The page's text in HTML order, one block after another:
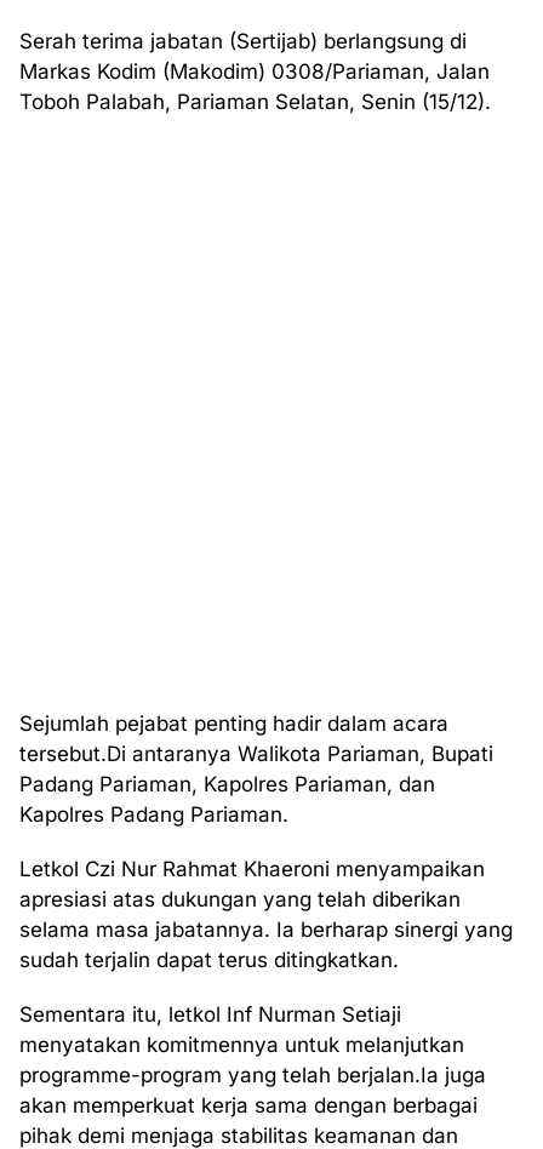
Serah terima jabatan (Sertijab) berlangsung di
Markas Kodim (Makodim) 0308/Pariaman, Jalan
Toboh Palabah, Pariaman Selatan, Senin (15/12).
Sejumlah pejabat penting hadir dalam acara
tersebut.Di antaranya Walikota Pariaman, Bupati
Padang Pariaman, Kapolres Pariaman, dan
Kapolres Padang Pariaman.
Letkol Czi Nur Rahmat Khaeroni menyampaikan
apresiasi atas dukungan yang telah diberikan
selama masa jabatannya. Ia berharap sinergi yang
sudah terjalin dapat terus ditingkatkan.
Sementara itu, letkol Inf Nurman Setiaji
menyatakan komitmennya untuk melanjutkan
programme-program yang telah berjalan.Ia juga
akan memperkuat kerja sama dengan berbagai
pihak demi menjaga stabilitas keamanan dan